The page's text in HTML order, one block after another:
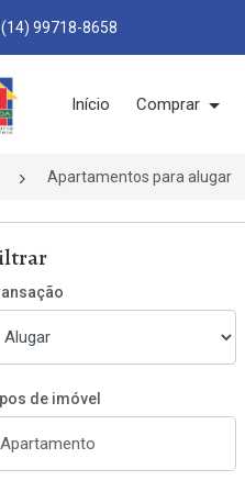
(14) 99718-8658
inicial
Início Comprar
Apartamentos para alugar
de imóvel